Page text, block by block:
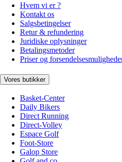
Hvem vi er ?
Kontakt os
Salgsbetingelser
Retur & refundering
Juridiske oplysninger
Betalingsmetoder
Priser og
Vores butikker
Basket-Center
Daily Bikers
Direct Running
Direct-Volley
Espace Golf
Foot-Store
Galop Store